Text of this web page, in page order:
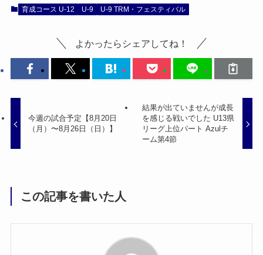
育成コース U-12 U-9 U-9 TRM・フェスティバル
よかったらシェアしてね！
今週の試合予定【8月20日
（月）〜8月26日（日）】
結果が出ていませんが成長
を感じる戦いでした U13県
リーグ上位パート Azulチ
ーム第4節
この記事を書いた人